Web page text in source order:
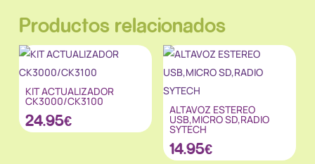
Productos relacionados
KIT ACTUALIZADOR
CK3000/CK3100
24.95€
ALTAVOZ ESTEREO
USB,MICRO SD,RADIO
SYTECH
14.95€